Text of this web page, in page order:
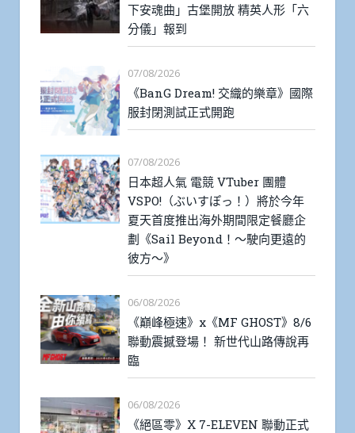
下安魂曲」古堡開放 精英人形「六
分儀」報到
07/08/2026
《BanG Dream! 交織的樂章》國際
服封閉測試正式開跑
07/08/2026
日本超人氣 電競 VTuber 團體
VSPO!（ぶいすぽっ！）將於今年
夏天首度推出海外期間限定餐廳企
劃《Sail Beyond！～駛向更遠的
彼方～》
06/08/2026
《巔峰極速》x《MF GHOST》8/6
聯動震撼登場！ 新世代山路傳說再
臨
06/08/2026
《絕區零》X 7-ELEVEN 聯動正式